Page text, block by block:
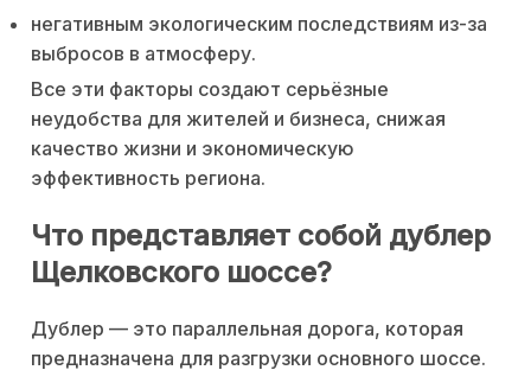
негативным экологическим последствиям из-за
выбросов в атмосферу.
Все эти факторы создают серьёзные
неудобства для жителей и бизнеса, снижая
качество жизни и экономическую
эффективность региона.
Что представляет собой дублер
Щелковского шоссе?
Дублер — это параллельная дорога, которая
предназначена для разгрузки основного шоссе.